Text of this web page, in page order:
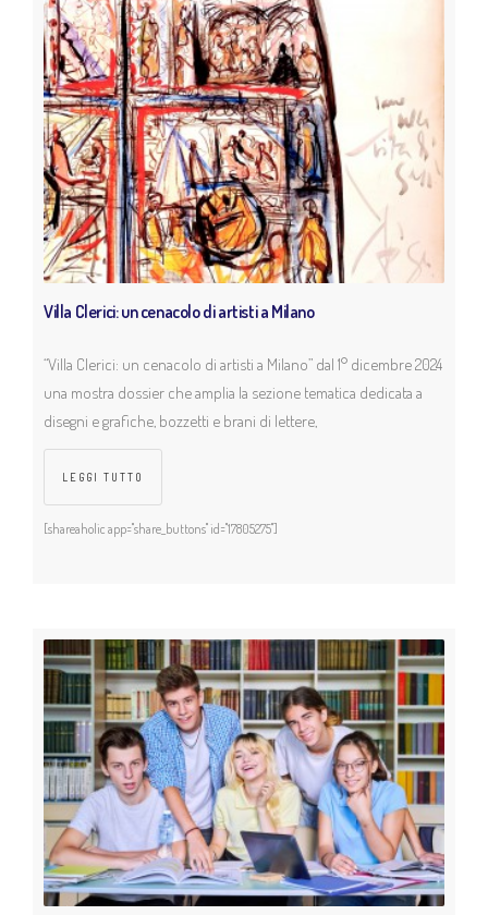
Villa Clerici: un cenacolo di artisti a Milano
“Villa Clerici: un cenacolo di artisti a Milano” dal 1° dicembre 2024
una mostra dossier che amplia la sezione tematica dedicata a
disegni e grafiche, bozzetti e brani di lettere,
LEGGI TUTTO
[shareaholic app="share_buttons" id="17805275"]